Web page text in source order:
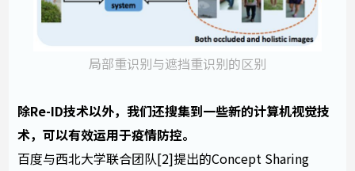
局部重识别与遮挡重识别的区别
除Re-ID技术以外，我们还搜集到一些新的计算机视觉技
术，可以有效运用于疫情防控。
百度与西北大学联合团队[2]提出的Concept Sharing